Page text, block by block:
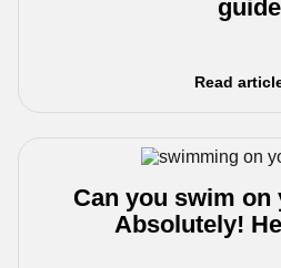
guide
Read
Can you swim
Absolutely!